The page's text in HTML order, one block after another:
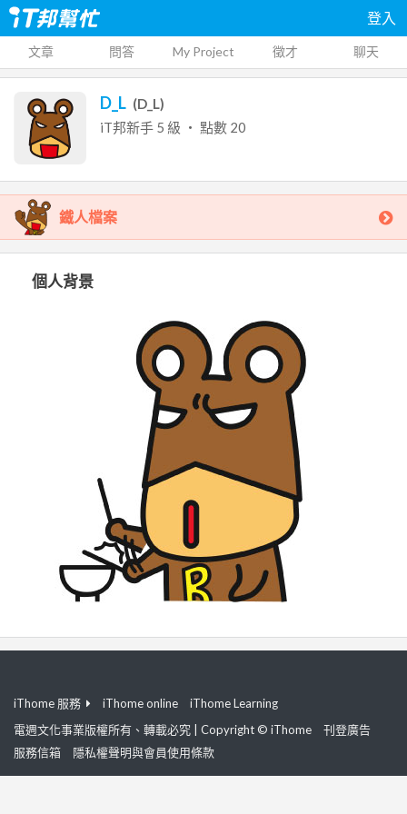
登入
文章 問答 My Project 徵才 聊天
D_L (D_L)
iT邦新手 5 級 ‧ 點數 20
鐵人檔案
個人背景
iThome 服務 iThome online
iThome Learning
電週文化事業版權所有、轉載必究 | Copyright © iThome
刊登廣告
服務信箱
隱私權聲明與會員使用條款